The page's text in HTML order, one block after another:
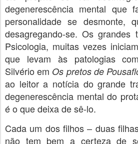
degenerescência mental
personalidade se desmonte,
desagregando-se. Os grandes
Psicologia, muitas vezes
que levam às patologias
Silvério em Os pretos de
ao leitor a notícia do grande
degenerescência mental do
é o que deixa de sê-lo.
Cada um dos filhos – duas
não tem bem a certeza de